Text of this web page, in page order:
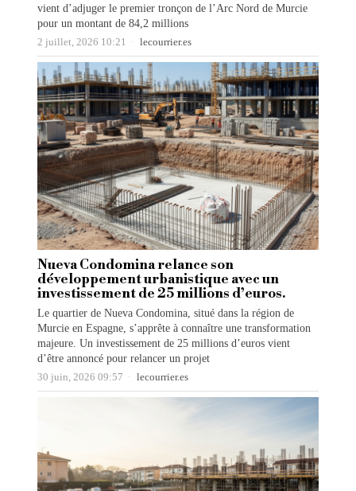
vient d’adjuger le premier tronçon de l’Arc Nord de Murcie
pour un montant de 84,2 millions
2 juillet, 2026 10:21 lecourrier.es
Nueva Condomina relance son
développement urbanistique avec un
investissement de 25 millions d’euros.
Le quartier de Nueva Condomina, situé dans la région de
Murcie en Espagne, s’apprête à connaître une transformation
majeure. Un investissement de 25 millions d’euros vient
d’être annoncé pour relancer un projet
30 juin, 2026 09:57 lecourrier.es